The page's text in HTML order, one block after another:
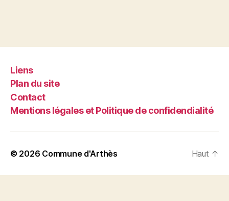
Liens
Plan du site
Contact
Mentions légales et Politique de confidendialité
© 2026 Commune d'Arthès Haut ↑